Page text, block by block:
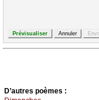
D’autrеs pоèmеs :